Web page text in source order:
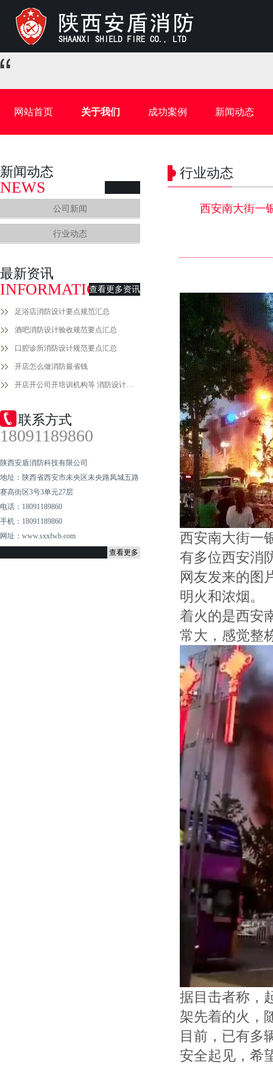
网站首页 关于我们 成功案例 新闻动态
新闻动态
NEWS
公司新闻
行业动态
最新资讯
INFORMATION查看更多资讯
足浴店消防设计要点规范汇总
酒吧消防设计验收规范要点汇总
口腔诊所消防设计规范要点汇总
开店怎么做消防最省钱
开店开公司开培训机构等 消防设计备案手续流程
联系方式
18091189860
陕西安盾消防科技有限公司
地址：陕西省西安市未央区未央路凤城五路
赛高街区3号3单元27层
电话：18091189860
手机：18091189860
网址：www.sxxfwb.com
查看更多
行业动态
西安南大街一
西安南大街一
有多位西安消
网友发来的图
明火和浓烟。
着火的是西安
常大，感觉整
据目击者称，
架先着的火，
目前，已有多
安全起见，希